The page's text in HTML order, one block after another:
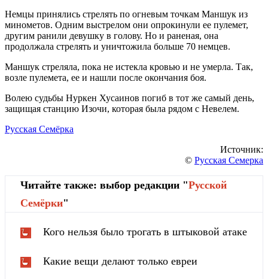
Немцы принялись стрелять по огневым точкам Маншук из
минометов. Одним выстрелом они опрокинули ее пулемет,
другим ранили девушку в голову. Но и раненая, она
продолжала стрелять и уничтожила больше 70 немцев.
Маншук стреляла, пока не истекла кровью и не умерла. Так,
возле пулемета, ее и нашли после окончания боя.
Волею судьбы Нуркен Хусаинов погиб в тот же самый день,
защищая станцию Изочи, которая была рядом с Невелем.
Русская Семёрка
Источник:
© Русская Семерка
Читайте также: выбор редакции "Русской
Cемёрки"
Кого нельзя было трогать в штыковой атаке
Какие вещи делают только евреи